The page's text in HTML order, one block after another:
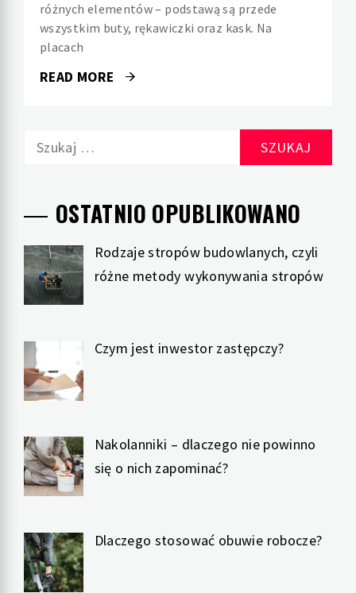
różnych elementów – podstawą są przede
wszystkim buty, rękawiczki oraz kask. Na
placach
READ MORE
Szukaj:
OSTATNIO OPUBLIKOWANO
Rodzaje stropów budowlanych, czyli
różne metody wykonywania stropów
Czym jest inwestor zastępczy?
Nakolanniki – dlaczego nie powinno
się o nich zapominać?
Dlaczego stosować obuwie robocze?